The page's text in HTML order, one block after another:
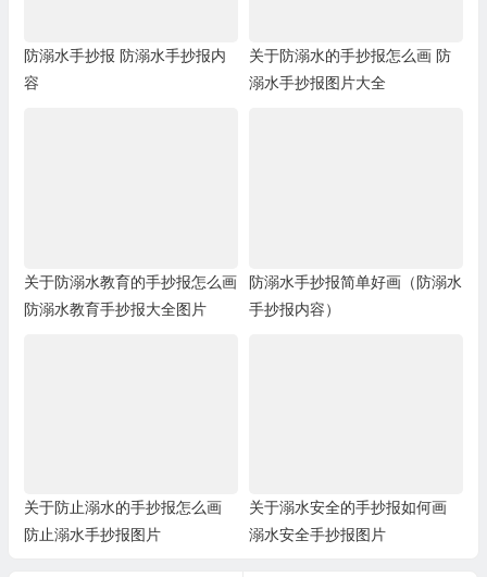
防溺水手抄报 防溺水手抄报内
容
关于防溺水的手抄报怎么画 防
溺水手抄报图片大全
关于防溺水教育的手抄报怎么画
防溺水教育手抄报大全图片
防溺水手抄报简单好画（防溺水
手抄报内容）
关于防止溺水的手抄报怎么画
防止溺水手抄报图片
关于溺水安全的手抄报如何画
溺水安全手抄报图片